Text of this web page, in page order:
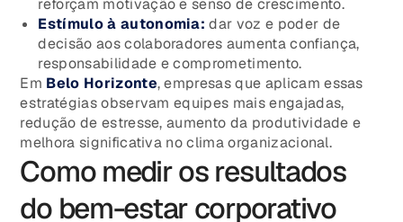
Estímulo à autonomia: dar voz e poder de
decisão aos colaboradores aumenta confiança,
responsabilidade e comprometimento.
Em Belo Horizonte, empresas que aplicam essas
estratégias observam equipes mais engajadas,
redução de estresse, aumento da produtividade e
melhora significativa no clima organizacional.
Como medir os resultados
do bem-estar corporativo